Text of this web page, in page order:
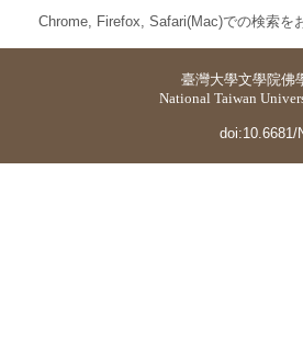
Chrome, Firefox, Safari(Mac)での検索を
臺灣大學文學院佛
National Taiwan
doi:10.6681/